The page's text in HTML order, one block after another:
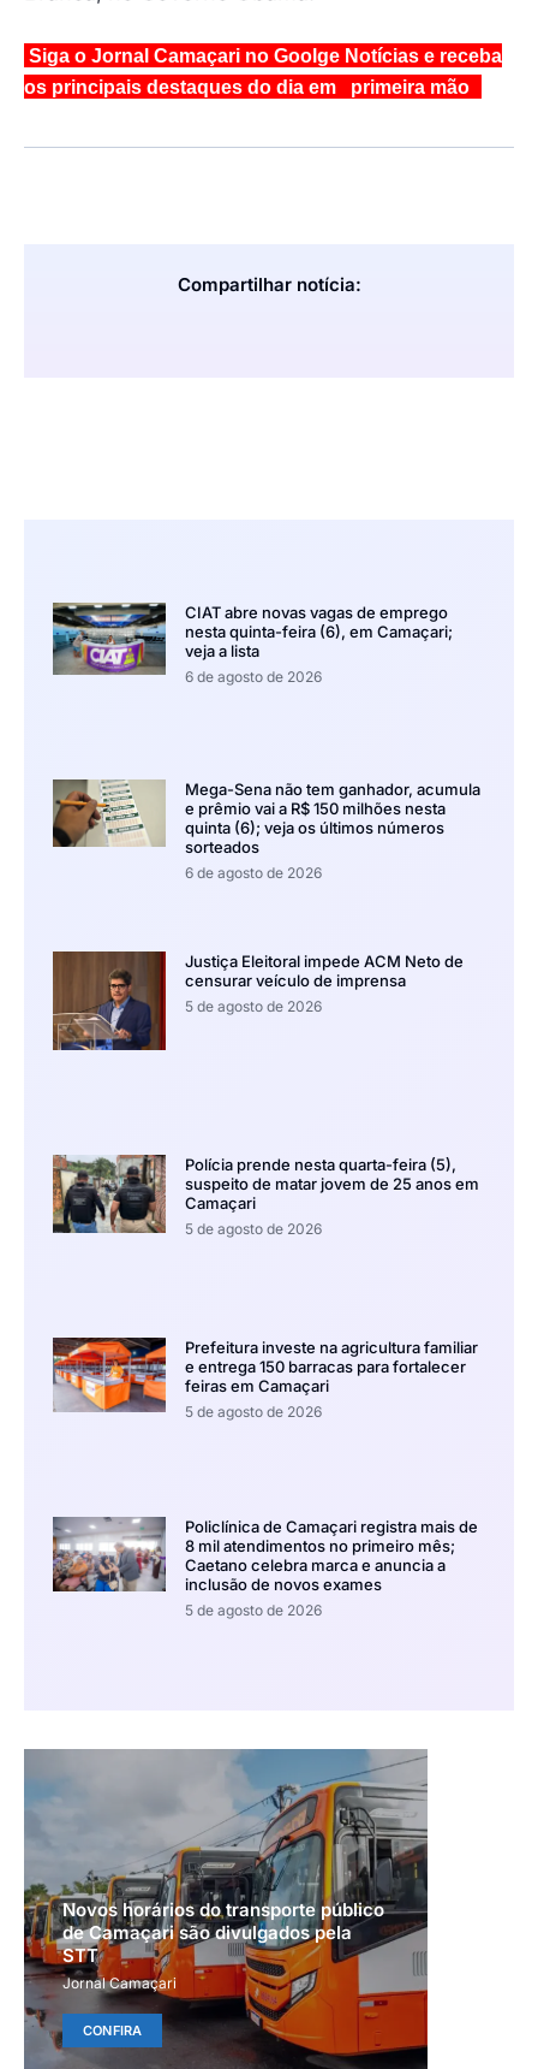
Siga o Jornal Camaçari no Goolge Notícias e receba
os principais destaques do dia em primeira mão
Compartilhar notícia:
CIAT abre novas vagas de emprego
nesta quinta-feira (6), em Camaçari;
veja a lista
6 de agosto de 2026
Mega-Sena não tem ganhador, acumula
e prêmio vai a R$ 150 milhões nesta
quinta (6); veja os últimos números
sorteados
6 de agosto de 2026
Justiça Eleitoral impede ACM Neto de
censurar veículo de imprensa
5 de agosto de 2026
Polícia prende nesta quarta-feira (5),
suspeito de matar jovem de 25 anos em
Camaçari
5 de agosto de 2026
Prefeitura investe na agricultura familiar
e entrega 150 barracas para fortalecer
feiras em Camaçari
5 de agosto de 2026
Policlínica de Camaçari registra mais de
8 mil atendimentos no primeiro mês;
Caetano celebra marca e anuncia a
inclusão de novos exames
5 de agosto de 2026
Novos horários do transporte público
de Camaçari são divulgados pela
STT
Jornal Camaçari
CONFIRA